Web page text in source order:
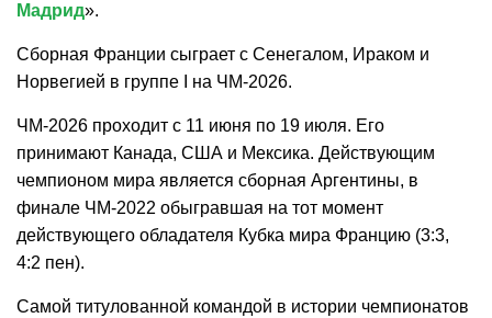
Мадрид».
Сборная Франции сыграет с Сенегалом, Ираком и
Норвегией в группе I на ЧМ-2026.
ЧМ-2026 проходит с 11 июня по 19 июля. Его
принимают Канада, США и Мексика. Действующим
чемпионом мира является сборная Аргентины, в
финале ЧМ-2022 обыгравшая на тот момент
действующего обладателя Кубка мира Францию (3:3,
4:2 пен).
Самой титулованной командой в истории чемпионатов